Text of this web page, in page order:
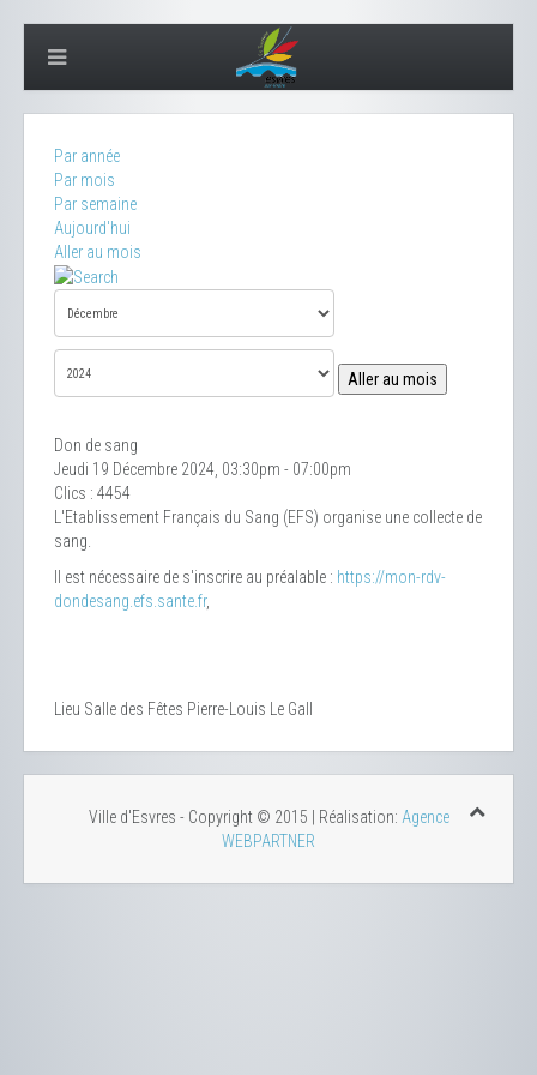
Par année
Par mois
Par semaine
Aujourd'hui
Aller au mois
Aller au mois
Don de sang
Jeudi 19 Décembre 2024, 03:30pm - 07:00pm
Clics : 4454
L'Etablissement Français du Sang (EFS) organise une collecte de
sang.
Il est nécessaire de s'inscrire au préalable : https://mon-rdv-
dondesang.efs.sante.fr,
Lieu Salle des Fêtes Pierre-Louis Le Gall
Ville d'Esvres - Copyright © 2015 | Réalisation: Agence
WEBPARTNER